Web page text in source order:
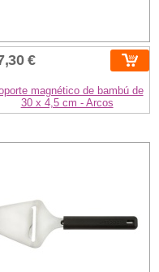
€
magnético de bambú de
30 x 4,5 cm - Arcos